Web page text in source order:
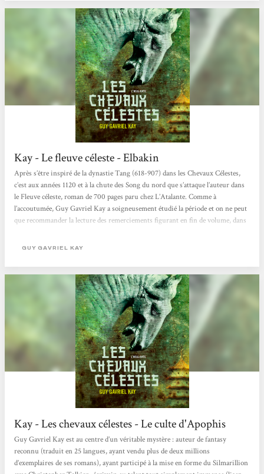
Kay - Le fleuve céleste - Elbakin
Après s’être inspiré de la dynastie Tang (618-907) dans les Chevaux Célestes,
c’est aux années 1120 et à la chute des Song du nord que s’attaque l’auteur dans
le Fleuve céleste, roman de 700 pages paru chez L’Atalante. Comme à
l’accoutumée, Guy Gavriel Kay a soigneusement étudié la période et on ne peut
que recommander la lecture des remerciements figurant en fin de volume, dans
apprendre davantage. Il revient à cette occasion une nouvelle fois sur son choix
GUY GAVRIEL KAY
Kay - Les chevaux célestes - Le culte d'Apophis
Guy Gavriel Kay est au centre d’un véritable mystère : auteur de fantasy
reconnu (traduit en 25 langues, ayant vendu plus de deux millions
d’exemplaires de ses romans), ayant participé à la mise en forme du Silmarillion